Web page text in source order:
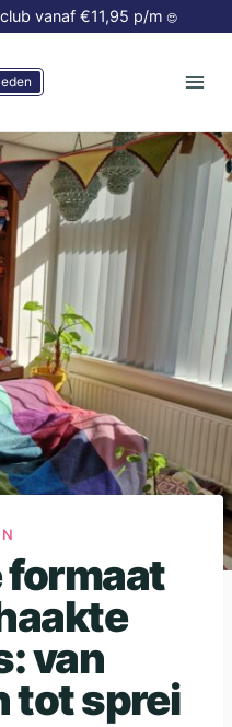
vanaf €11,95 p/m 😍
formaat
van
tot sprei